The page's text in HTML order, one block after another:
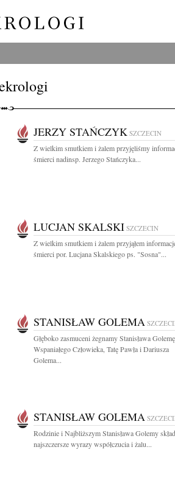
JERZY STAŃCZYK SZCZECIN
Z wielkim smutkiem i żalem przyjęliśmy
śmierci nadinsp. Jerzego Stańczyka...
LUCJAN SKALSKI SZCZECIN
Z wielkim smutkiem i żalem przyjąłem
śmierci por. Lucjana Skalskiego ps. "Sosna"...
STANISŁAW GOLEMA
Głęboko zasmuceni żegnamy Stanisława Golemę
Wspaniałego Człowieka, Tatę Pawła i Dariusza
Golema...
STANISŁAW GOLEMA
Rodzinie i Najbliższym Stanisława Golemy
najszczersze wyrazy współczucia i żalu...